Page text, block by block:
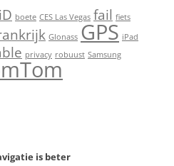
boete CES Las Vegas fail fiets
Glonass GPS iPad
privacy robuust Samsung
is beter